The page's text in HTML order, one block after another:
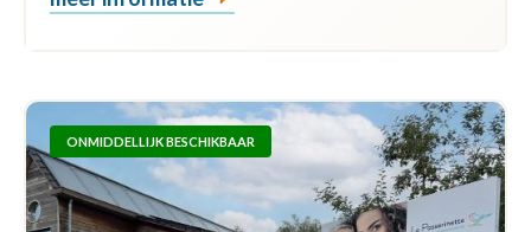
ONMIDDELLIJK BESCHIKBAAR